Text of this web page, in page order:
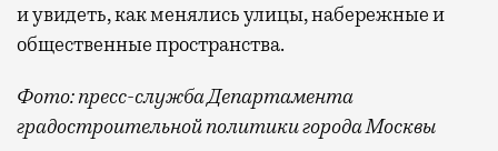
и увидеть, как менялись улицы, набережные и
общественные пространства.
Фото: пресс-служба Департамента
градостроительной политики города Москвы